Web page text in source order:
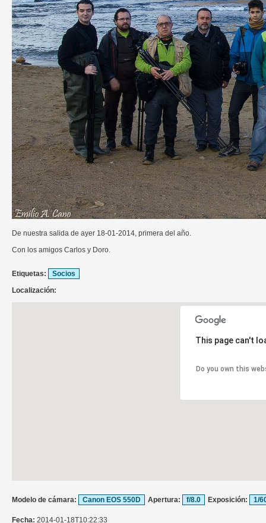
De nuestra salida de ayer 18-01-2014, primera del año.
Con los amigos Carlos y Doro.
Etiquetas:
Socios
Localización:
This page can't
Do you own this
Modelo de cámara: Canon EOS 550D Apertura: f/8.0 Exposición: 1/
Fecha: 2014-01-18T10:22:33